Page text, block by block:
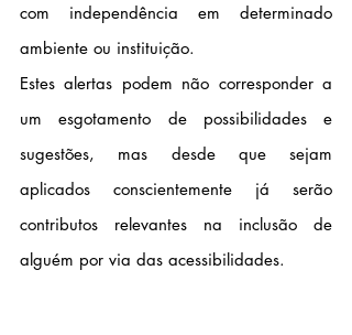
com independência em determinado
ambiente ou instituição.
Estes alertas podem não corresponder a
um esgotamento de possibilidades e
sugestões, mas desde que sejam
aplicados conscientemente já serão
contributos relevantes na inclusão de
alguém por via das acessibilidades.